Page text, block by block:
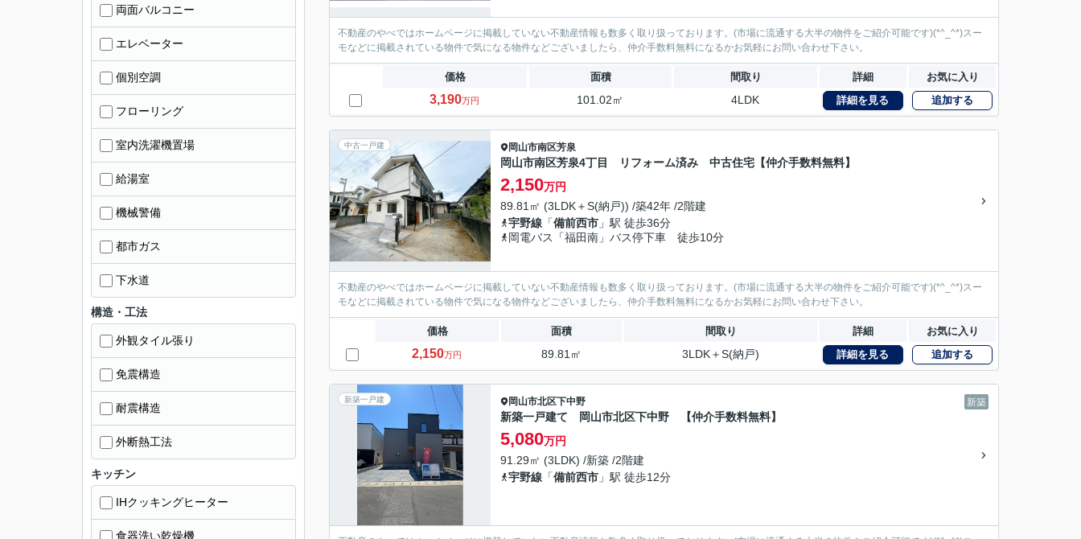
不動産のやべではホームページに掲載していない不動産情報も数多く取り扱っております。(市場に流通する大半の物件をご紹介可能です)(*^_^*)スー
モなどに掲載されている物件で気になる物件などございましたら、仲介手数料無料になるかお気軽にお問い合わせ下さい。
価格 面積 間取り 詳細 お気に入り
3,190万円 101.02㎡ 4LDK 詳細を見る 追加する
中古一戸建 岡山市南区芳泉
岡山市南区芳泉4丁目 リフォーム済み 中古住宅【仲介手数料無料】
2,150万円
89.81㎡ (3LDK＋S(納戸)) /築42年 /2階建
宇野線 「備前西市 」駅 徒歩36分
岡電バス「福田南」バス停下車 徒歩10分
不動産のやべではホームページに掲載していない不動産情報も数多く取り扱っております。(市場に流通する大半の物件をご紹介可能です)(*^_^*)スー
モなどに掲載されている物件で気になる物件などございましたら、仲介手数料無料になるかお気軽にお問い合わせ下さい。
価格 面積 間取り 詳細 お気に入り
2,150万円 89.81㎡ 3LDK＋S(納戸) 詳細を見る 追加する
新築一戸建 新築
岡山市北区下中野
新築一戸建て 岡山市北区下中野 【仲介手数料無料】
5,080万円
91.29㎡ (3LDK) /新築 /2階建
宇野線 「備前西市 」駅 徒歩12分
両面バルコニー
エレベーター
個別空調
フローリング
室内洗濯機置場
給湯室
機械警備
都市ガス
下水道
構造・工法
外観タイル張り
免震構造
耐震構造
外断熱工法
キッチン
IHクッキングヒーター
食器洗い乾燥機